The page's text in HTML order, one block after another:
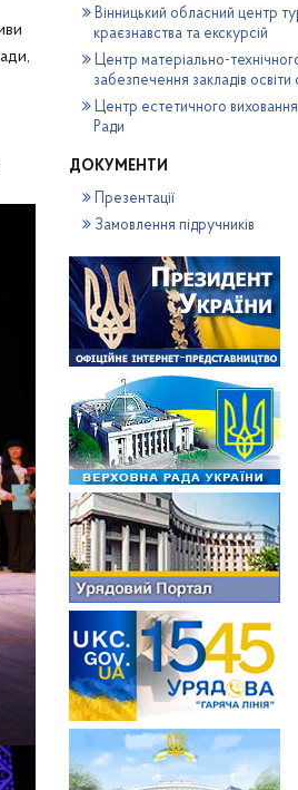
Вінницький обласний центр
краєзнавства та екскурсій
Центр матеріально-
забезпечення закладів освіти
Центр естетичного виховання
Ради
ДОКУМЕНТИ
Презентації
Замовлення підручників